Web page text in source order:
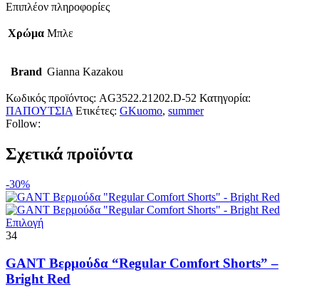
μπορούν
επιλεγούν
του
Επιπλέον πληροφορίες
Χρώμα Μπλε
Brand Gianna Kazakou
Κωδικός προϊόντος: AG3522.21202.D-52 Κατηγορία:
ΠΑΠΟΥΤΣΙΑ Ετικέτες: GKuomo, summer
Follow:
Σχετικά προϊόντα
-30%
ΕπιλογήΑυτό
έχει
πολλαπλές
παραλλαγές.
34
GANT Βερμούδα “Regular Comfort Shorts” –
Bright Red